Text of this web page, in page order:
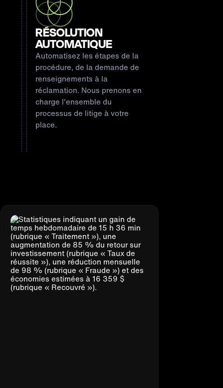
RÉSOLUTION
AUTOMATIQUE
Automatisez les étapes de la
procédure, de la demande de
renseignements à la
réclamation. Nous prenons en
charge l'ensemble du
processus de litige à votre
place.